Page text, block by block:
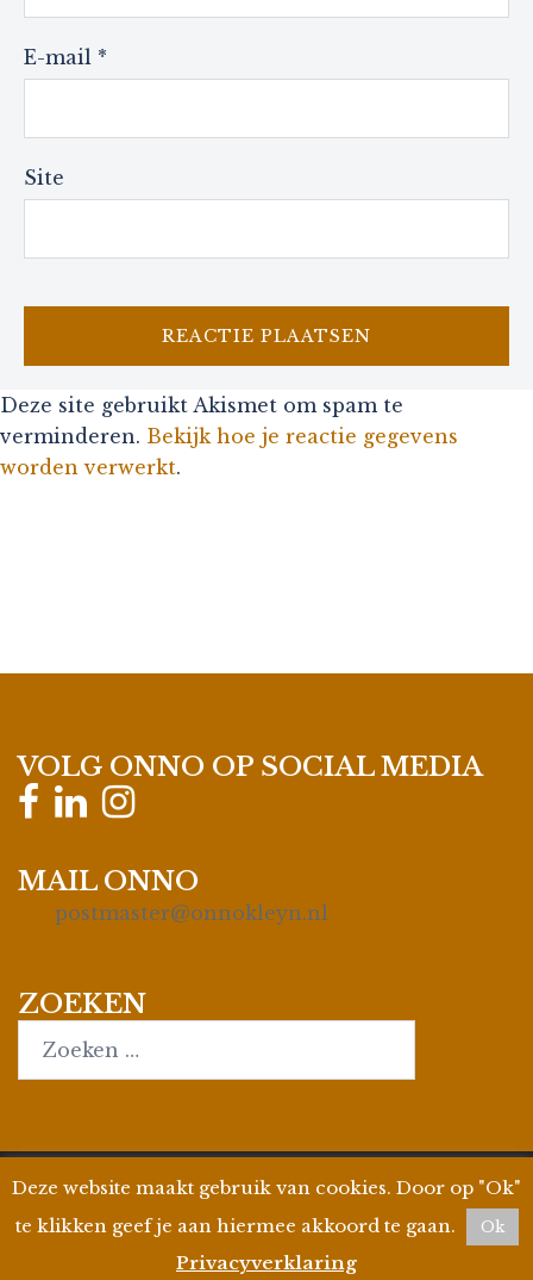
E-mail *
Site
Deze site gebruikt Akismet om spam te
verminderen. Bekijk hoe je reactie gegevens
worden verwerkt.
VOLG ONNO OP SOCIAL MEDIA
MAIL ONNO
postmaster@onnokleyn.nl
ZOEKEN
© 2026Onno Kleyn| Site byWPman4U|
Privacyverklaring| KvK 35019695 | BTW ID
Deze website maakt gebruik van cookies. Door op "Ok"
te klikken geef je aan hiermee akkoord te gaan.
Ok
Privacyverklaring